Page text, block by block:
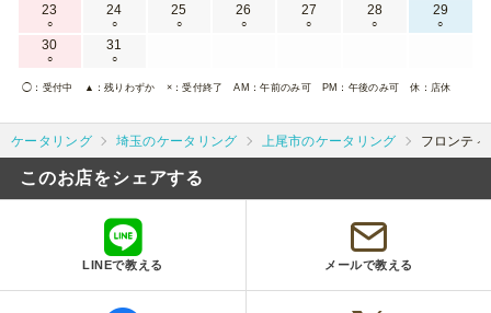
23
○
24
○
25
○
26
○
27
○
28
○
29
○
30
○
31
○
◯ ：受付中 ▲ ：残りわずか ×：受付終了 AM ：午前のみ可 PM ：午後のみ可 休 ：店休
ケータリング 埼玉のケータリング 上尾市のケータリング フロンティ
このお店をシェアする
LINEで教える メールで教える